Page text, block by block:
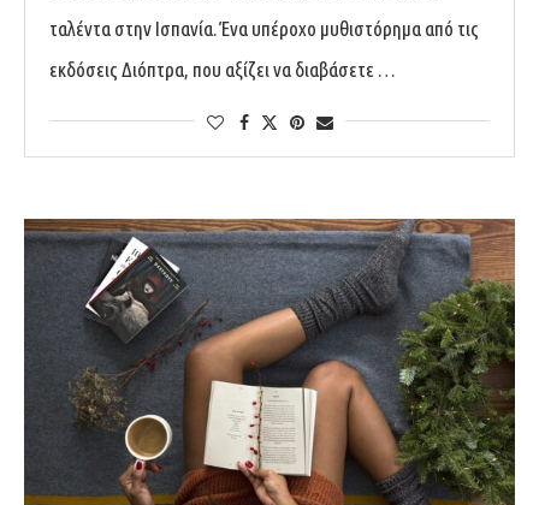
ταλέντα στην Ισπανία. Ένα υπέροχο μυθιστόρημα από τις
εκδόσεις Διόπτρα, που αξίζει να διαβάσετε …